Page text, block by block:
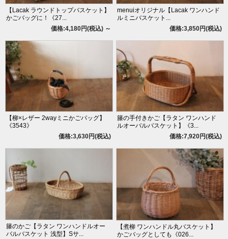
【Lacak ラウンドトップバスケット】
かごバッグに！《27...
価格:4,180円(税込) ～
menuiオリジナル【Lacak ワンハンド
ルミニバスケット...
価格:3,850円(税込)
【柳×レザー 2wayミニかごバッグ】
《3543》
価格:3,630円(税込)
籐の手付きかご【ラタン ワンハンド
ルオーバルバスケット】《3...
価格:7,920円(税込)
籐のかご【ラタン ワンハンドルオー
バルバスケット 浅型】Sサ...
【煮柳 ワンハンドル丸バスケット】
かごバッグとしても《026...